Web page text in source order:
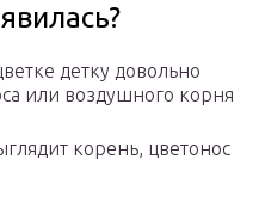
детку довольно
или воздушного корня
корень, цветонос